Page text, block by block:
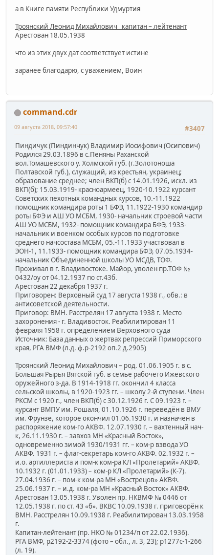
а в Книге памяти Республики Удмуртия
Троянский Леонид Михайлович капитан – лейтенант
Арестован 18.05.1938
что из этих двух дат соответствует истине
заранее благодарю, с уважением, Воин
command.cdr
#3407
09 августа 2018, 09:57:40
Пиндичук (Пиндинчук) Владимир Иосифович (Осипович)
Родился 29.03.1896 в с.Пеняны Раханской
вол.Томашевского у. Холмской губ. (г.Золотоноша
Полтавской губ.), служащий, из крестьян, украинец;
образование среднее; член ВКП(б) с 14.01.1926, искл. из
ВКП(б); 15.03.1919- красноармеец, 1920-10.1922 курсант
Советских пехотных командных курсов, 10.-11.1922
помощник командира роты 1 БФЭ, 11.1922-1930 командир
роты БФЭ и АШ УО МСБМ, 1930- начальник строевой части
АШ УО МСБМ, 1932- помощник командира БФЭ, 1933-
начальник и военком особых курсов по подготовке
среднего начсостава МСБМ, 05.-11.1933 участвовал в
ЭОН-1, 11.1933- помощник командира БФЭ, 07.05.1934-
начальник Объединенной школы УО МСДВ, ТОФ.
Проживал в г. Владивостоке. Майор, уволен пр.ТОФ №
0432/оу от 04.12.1937 по ст.43б.
Арестован 22 декабря 1937 г.
Приговорен: Верховный суд 17 августа 1938 г., обв.: в
антисоветской деятельности.
Приговор: ВМН. Расстрелян 17 августа 1938 г. Место
захоронения - г. Владивосток. Реабилитирован 11
февраля 1958 г. определением Верховного суда
Источник: База данных о жертвах репрессий Приморского
края, РГА ВМФ (л.д. ф.р-2192 оп.2 д.2905)
Троянский Леонид Михайлович – род. 01.06.1905 г. в с.
Большая Рырья Вятской губ. в семье рабочего Ижевского
оружейного з-да. В 1914-1918 гг. окончил 4 класса
сельской школы, в 1920-1923 гг. – школу 2-й ступени. Член
РКСМ с 1920 г., член ВКП(б) с 30.12.1926 г. С 09.1923 г. –
курсант ВМПУ им. Рошаля, 01.10.1926 г. переведён в ВМУ
им. Фрунзе, которое окончил 01.06.1930 г. и назначен в
распоряжение ком-го АКВФ. 12.07.1930 г. – вахтенный нач-
к, 26.11.1930 г. – завхоз МН «Красный Восток»,
одновременно зимой 1930/1931 гг. – ком-р взвода УО
АКВФ. 1931 г. – флаг-секретарь ком-го АКВФ. 02.1932 г. –
и.о. артиллериста и пом-к ком-ра КЛ «Пролетарий» АКВФ.
10.1932 г. (01.01.1933) – ком-р КЛ «Пролетарий» (К-7).
27.04.1936 г. – пом-к ком-ра МН «Вострецов» АКВФ.
25.06.1937 г. – и.д. ком-ра МН «Красный Восток» АКВФ.
Арестован 13.05.1938 г. Уволен пр. НКВМФ № 0446 от
12.05.1938 г. по ст. 43 «б». ВКВС 10.09.1938 г. приговорён к
ВМН. Расстрелян 10.09.1938 г. Реабилитирован 13.03.1958
г.
Капитан-лейтенант (пр. НКО № 01234/п от 22.02.1936).
РГА ВМФ, р2192-2-3374 (фото – обл., л. 3, 23); р1277с-1-266
(л. 19).